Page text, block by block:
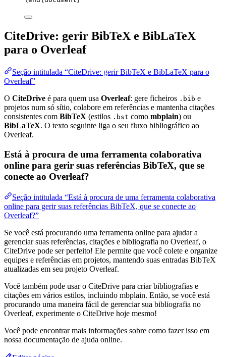
CiteDrive: gerir BibTeX e BibLaTeX
para o Overleaf
Seção intitulada “CiteDrive: gerir BibTeX e BibLaTeX para o
Overleaf”
O CiteDrive é para quem usa Overleaf: gere ficheiros .bib e
projetos num só sítio, colabore em referências e mantenha citações
consistentes com BibTeX (estilos .bst como mbplain) ou
BibLaTeX. O texto seguinte liga o seu fluxo bibliográfico ao
Overleaf.
Está à procura de uma ferramenta colaborativa
online para gerir suas referências BibTeX, que se
conecte ao Overleaf?
Seção intitulada “Está à procura de uma ferramenta colaborativa
online para gerir suas referências BibTeX, que se conecte ao
Overleaf?”
Se você está procurando uma ferramenta online para ajudar a
gerenciar suas referências, citações e bibliografia no Overleaf, o
CiteDrive pode ser perfeito! Ele permite que você colete e organize
equipes e referências em projetos, mantendo suas entradas BibTeX
atualizadas em seu projeto Overleaf.
Você também pode usar o CiteDrive para criar bibliografias e
citações em vários estilos, incluindo mbplain. Então, se você está
procurando uma maneira fácil de gerenciar sua bibliografia no
Overleaf, experimente o CiteDrive hoje mesmo!
Você pode encontrar mais informações sobre como fazer isso em
nossa documentação de ajuda online.